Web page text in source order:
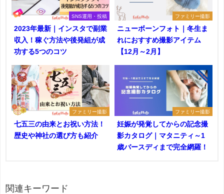
SNS運用・投稿
2023年最新｜インスタで副業
収入！稼ぐ方法や後発組が成
功する5つのコツ
ファミリー撮影
ニューボーンフォト｜冬生ま
れにおすすめ撮影アイテム
【12月～2月】
ファミリー撮影
七五三の由来とお祝い方法！
歴史や神社の選び方も紹介
ファミリー撮影
妊娠が発覚してからの記念撮
影カタログ｜マタニティ～1
歳バースディまで完全網羅！
関連キーワード